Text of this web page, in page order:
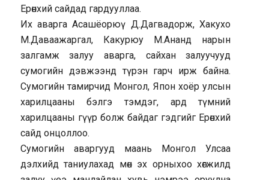
Ерөнхий сайдад гардууллаа.
Их аварга Асашёорюү Д.Дагвадорж, Хакухо
М.Даваажаргал, Какурюу М.Ананд нарын
залгамж залуу аварга, сайхан залуучууд
сумогийн дэвжээнд түрэн гарч ирж байна.
Сумогийн тамирчид Монгол, Япон хоёр улсын
харилцааны бэлгэ тэмдэг, ард түмний
харилцааны гүүр болж байдаг гэдгийг Ерөнхий
сайд онцоллоо.
Сумогийн аваргууд маань Монгол Улсаа
дэлхийд таниулахад мөн эх орныхоо хөгжилд